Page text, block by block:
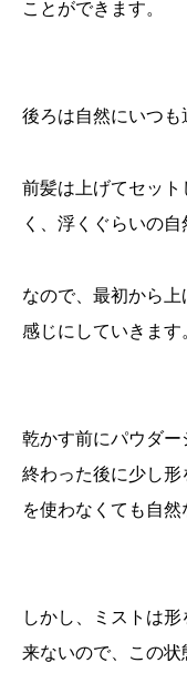
ことができます。
後ろは自然にいつも
前髪は上げてセッ
く、浮くぐらいの
なので、最初から
感じにしていきます。
乾かす前にパウダ
終わった後に少し
を使わなくても自然
しかし、ミストは
来ないので、この